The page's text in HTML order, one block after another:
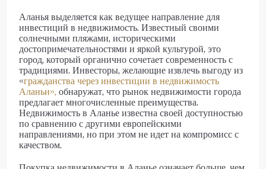
Аланья выделяется как ведущее направление для
инвестиций в недвижимость. Известный своими
солнечными пляжами, историческими
достопримечательностями и яркой культурой, это
город, который органично сочетает современность с
традициями. Инвесторы, желающие извлечь выгоду из
«гражданства через инвестиции в недвижимость
Аланьи», обнаружат, что рынок недвижимости города
предлагает многочисленные преимущества.
Недвижимость в Аланье известна своей доступностью
по сравнению с другими европейскими
направлениями, но при этом не идет на компромисс с
качеством.